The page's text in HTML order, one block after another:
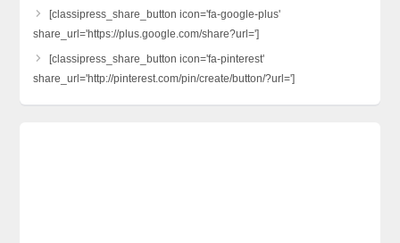
[classipress_share_button icon='fa-google-plus'
share_url='https://plus.google.com/share?url=']
[classipress_share_button icon='fa-pinterest'
share_url='http://pinterest.com/pin/create/button/?url=']